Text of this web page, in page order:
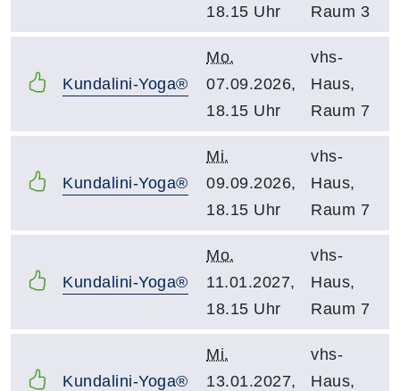
18.15 Uhr Raum 3
Kundalini-Yoga®
Mo.
07.09.2026,
18.15 Uhr
vhs-
Haus,
Raum 7
Kundalini-Yoga®
Mi.
09.09.2026,
18.15 Uhr
vhs-
Haus,
Raum 7
Kundalini-Yoga®
Mo.
11.01.2027,
18.15 Uhr
vhs-
Haus,
Raum 7
Kundalini-Yoga®
Mi.
13.01.2027,
vhs-
Haus,